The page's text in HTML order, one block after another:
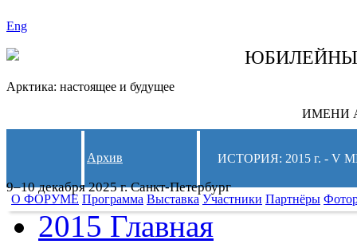
Eng
Арктика: настоящее и будущее
ИМЕНИ
9–10 декабря 2025 г. Санкт-Петербург
Архив ИСТОРИЯ: 2015 г. -
О ФОРУМЕ Программа Выставка Участники Партнёры
2015 Главная